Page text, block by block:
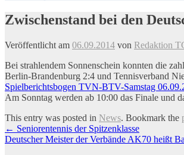
Zwischenstand bei den
Veröffentlicht am 06.09.2014 von Redaktion
Bei strahlendem Sonnenschein konnten die
Berlin-Brandenburg 2:4 und Tennisverband
Spielberichtsbogen TVN-BTV-Samstag
Am Sonntag werden ab 10:00 das Finale und
This entry was posted in News. Bookmark the
Artikel-
Navigation
← Seniorentennis der Spitzenklasse
Deutscher Meister der Verbände AK70 heißt